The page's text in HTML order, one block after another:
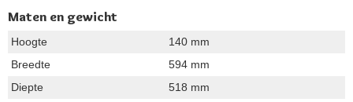
Maten en gewicht
Hoogte
140 mm
Breedte
594 mm
Diepte
518 mm